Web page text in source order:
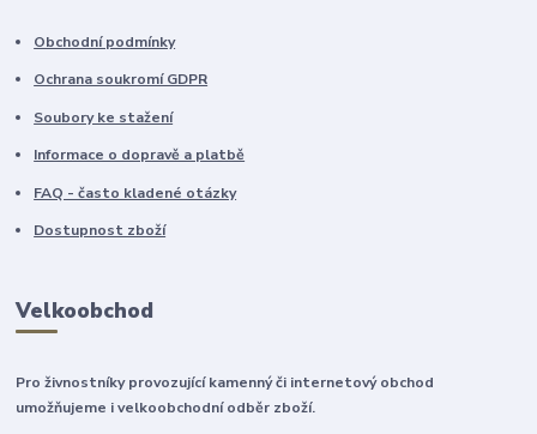
Obchodní podmínky
Ochrana soukromí GDPR
Soubory ke stažení
Informace o dopravě a platbě
FAQ - často kladené otázky
Dostupnost zboží
Velkoobchod
Pro živnostníky provozující kamenný či internetový obchod
umožňujeme i velkoobchodní odběr zboží.